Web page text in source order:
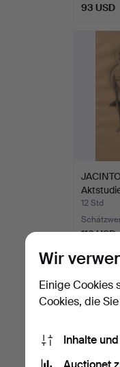
93 USD
12 Std
116 USD
Wir
Einige Cookies
Cookies, die
Inhalte